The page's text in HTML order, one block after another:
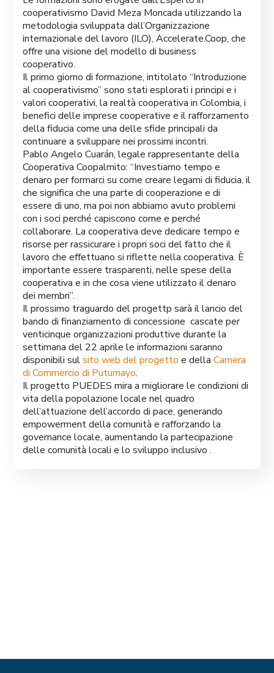
cooperativismo David Meza Moncada utilizzando la
metodologia sviluppata dall’Organizzazione
internazionale del lavoro (ILO), Accelerate.Coop, che
offre una visione del modello di business
cooperativo.
Il primo giorno di formazione, intitolato “Introduzione
al cooperativismo” sono stati esplorati i principi e i
valori cooperativi, la realtà cooperativa in Colombia, i
benefici delle imprese cooperative e il rafforzamento
della fiducia come una delle sfide principali da
continuare a sviluppare nei prossimi incontri.
Pablo Angelo Cuarán, legale rappresentante della
Cooperativa Coopalmito: “Investiamo tempo e
denaro per formarci su come creare legami di fiducia, il
che significa che una parte di cooperazione e di
essere di uno, ma poi non abbiamo avuto problemi
con i soci perché capiscono come e perché
collaborare. La cooperativa deve dedicare tempo e
risorse per rassicurare i propri soci del fatto che il
lavoro che effettuano si riflette nella cooperativa. È
importante essere trasparenti, nelle spese della
cooperativa e in che cosa viene utilizzato il denaro
dei membri”.
Il prossimo traguardo del progettp sarà il lancio del
bando di finanziamento di concessione cascate per
venticinque organizzazioni produttive durante la
settimana del 22 aprile le informazioni saranno
disponibili sulsito web del progetto e dellaCamera
di Commercio di Putumayo.
Il progetto PUEDES mira a migliorare le condizioni di
vita della popolazione locale nel quadro
dell’attuazione dell’accordo di pace, generando
empowerment della comunità e rafforzando la
governance locale, aumentando la partecipazione
delle comunità locali e lo sviluppo inclusivo .